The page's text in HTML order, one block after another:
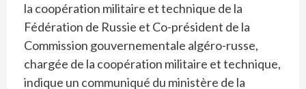
la coopération militaire et technique de la
Fédération de Russie et Co-président de la
Commission gouvernementale algéro-russe,
chargée de la coopération militaire et technique,
indique un communiqué du ministère de la